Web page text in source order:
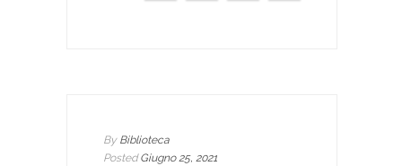
ByBiblioteca
PostedGiugno 25, 2021